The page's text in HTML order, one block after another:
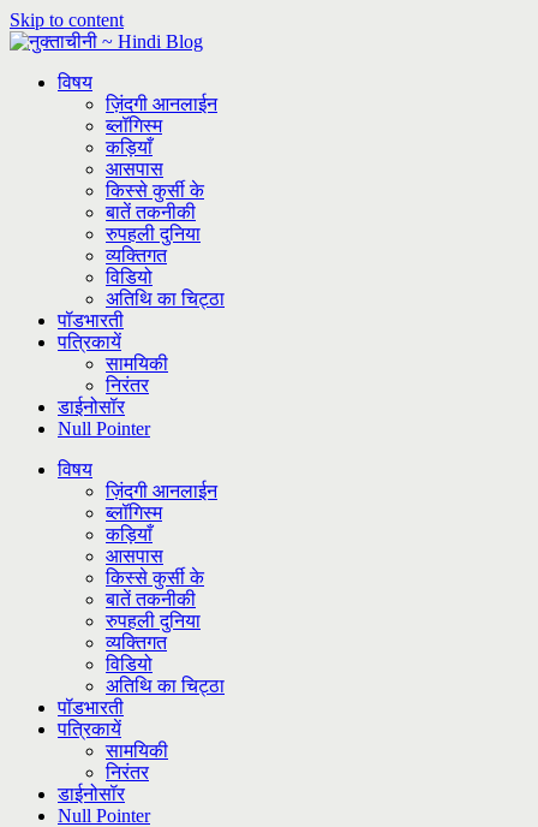
Skip to content
विषय
ज़िंदगी आनलाईन
ब्लॉगिस्म
कड़ियाँ
आसपास
किस्से कुर्सी के
बातें तकनीकी
रुपहली दुनिया
व्यक्तिगत
विडियो
अतिथि का चिट्ठा
पॉडभारती
पत्रिकायें
सामयिकी
निरंतर
डाईनोसॉर
Null Pointer
विषय
ज़िंदगी आनलाईन
ब्लॉगिस्म
कड़ियाँ
आसपास
किस्से कुर्सी के
बातें तकनीकी
रुपहली दुनिया
व्यक्तिगत
विडियो
अतिथि का चिट्ठा
पॉडभारती
पत्रिकायें
सामयिकी
निरंतर
डाईनोसॉर
Null Pointer